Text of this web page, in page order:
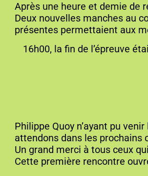
Après une heure et demie de
Deux nouvelles manches au
présentes permettaient aux
16h00, la fin de l’épreuve
Philippe Quoy n’ayant pu
attendons dans les prochains
Un grand merci à tous ceux
Cette première rencontre